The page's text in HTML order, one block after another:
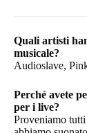
Quali artisti
musicale?
Audioslave,
Perché avete
per i live?
Proveniamo